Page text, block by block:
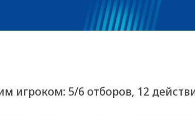
игроком: 5/6 отборов, 12